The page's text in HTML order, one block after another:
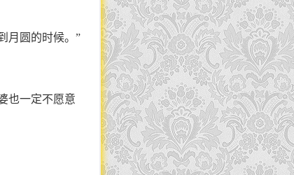
月圆的时候。”
也一定不愿意